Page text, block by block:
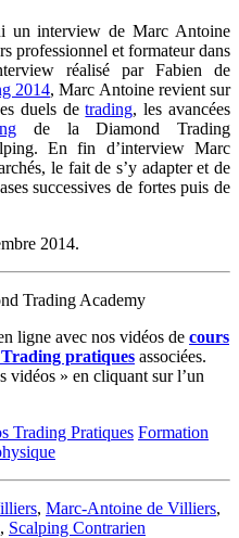
un interview de Marc Antoine
professionnel et formateur dans
réalisé par Fabien de
2014, Marc Antoine revient sur
duels detrading, les avancées
de la Diamond Trading
En fin d’interview Marc
le fait de s’y adapter et de
successives de fortes puis de
2014.
Trading Academy
ligne avec nos vidéos de cours
Trading pratiques associées.
vidéos » en cliquant sur l’un
Trading Pratiques Formation
, Marc-Antoine de Villiers,
, Scalping Contrarien